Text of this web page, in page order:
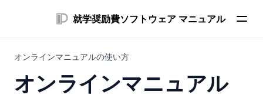
就学奨励費ソフトウェア マニュアル
オンラインマニュアルの使い方
オンラインマニュアル